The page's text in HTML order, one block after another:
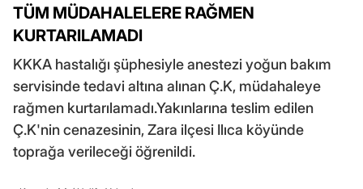
TÜM MÜDAHALELERE RAĞMEN
KURTARILAMADI
KKKA hastalığı şüphesiyle anestezi yoğun bakım
servisinde tedavi altına alınan Ç.K, müdahaleye
rağmen kurtarılamadı.Yakınlarına teslim edilen
Ç.K'nin cenazesinin, Zara ilçesi Ilıca köyünde
toprağa verileceği öğrenildi.